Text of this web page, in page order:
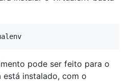
pode ser feito para o
está instalado, com o